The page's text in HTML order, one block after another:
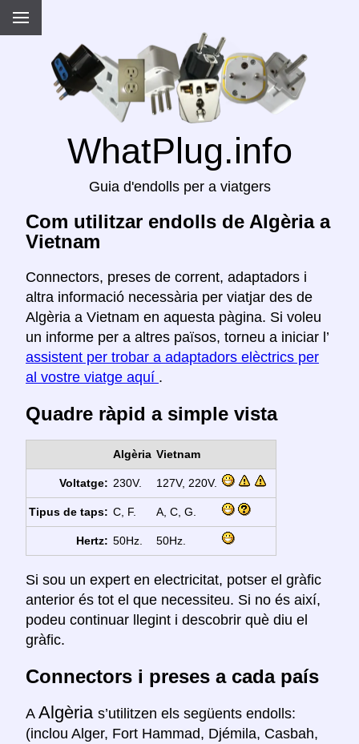
WhatPlug.info
Guia d'endolls per a viatgers
Com utilitzar endolls de Algèria a
Vietnam
Connectors, preses de corrent, adaptadors i
altra informació necessària per viatjar des de
Algèria a Vietnam en aquesta pàgina. Si voleu
un informe per a altres països, torneu a iniciar l’
assistent per trobar a adaptadors elèctrics per
al vostre viatge aquí .
Quadre ràpid a simple vista
Algèria Vietnam
Voltatge: 230V. 127V, 220V.
Tipus de taps: C, F. A, C, G.
Hertz: 50Hz. 50Hz.
Si sou un expert en electricitat, potser el gràfic
anterior és tot el que necessiteu. Si no és així,
podeu continuar llegint i descobrir què diu el
gràfic.
Connectors i preses a cada país
A Algèria s’utilitzen els següents endolls:
(inclou Alger, Fort Hammad, Djémila, Casbah,